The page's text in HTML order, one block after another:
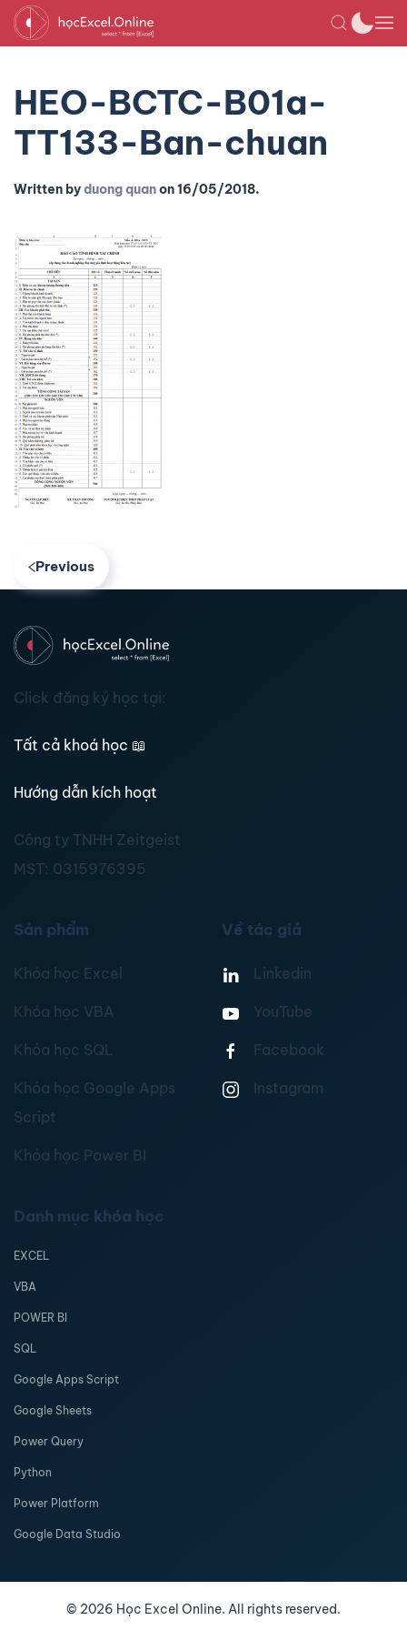
HEO-BCTC-B01a-
TT133-Ban-chuan
Written byduong quanon16/05/2018.
Previous
Click đăng ký học tại:
Tất cả khoá học 📖
Hướng dẫn kích hoạt
Công ty TNHH Zeitgeist
MST: 0315976395
Sản phẩm
Khóa học Excel
Khóa học VBA
Khóa học SQL
Khóa học Google Apps
Script
Khóa học Power BI
Về tác giả
Linkedin
YouTube
Facebook
Instagram
Danh mục khóa học
EXCEL
VBA
POWER BI
SQL
Google Apps Script
Google Sheets
Power Query
Python
Power Platform
Google Data Studio
© 2026 Học Excel Online. All rights reserved.